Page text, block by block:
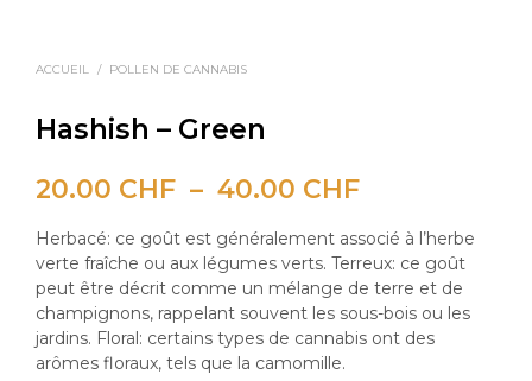
ACCUEIL / POLLEN DE CANNABIS
Hashish – Green
20.00 CHF – 40.00 CHFPlage
de
prix :
20.00 CHF
à
Herbacé: ce goût est généralement associé à l’herbe
verte fraîche ou aux légumes verts. Terreux: ce goût
peut être décrit comme un mélange de terre et de
champignons, rappelant souvent les sous-bois ou les
jardins. Floral: certains types de cannabis ont des
arômes floraux, tels que la camomille.